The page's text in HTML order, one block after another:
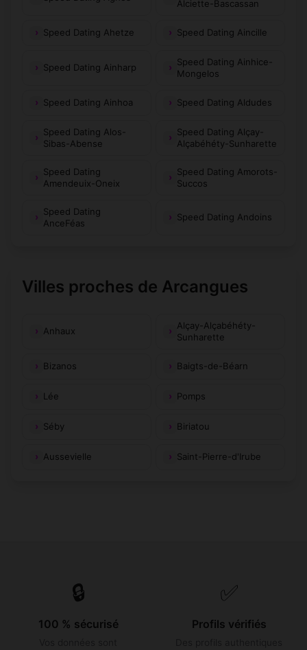
Alciette-Bascassan
Speed Dating Ahetze Speed Dating Aincille
Speed Dating Ainharp
Speed Dating Ainhice-
Mongelos
Speed Dating Ainhoa Speed Dating Aldudes
Speed Dating Alos-
Sibas-Abense
Speed Dating Alçay-
Alçabéhéty-Sunharette
Speed Dating
Amendeuix-Oneix
Speed Dating Amorots-
Succos
Speed Dating
AnceFéas
Speed Dating Andoins
Villes proches de Arcangues
Anhaux
Alçay-Alçabéhéty-
Sunharette
Bizanos Baigts-de-Béarn
Lée Pomps
Séby Biriatou
Aussevielle Saint-Pierre-d'Irube
🔒
100 % sécurisé
✅
Profils vérifiés